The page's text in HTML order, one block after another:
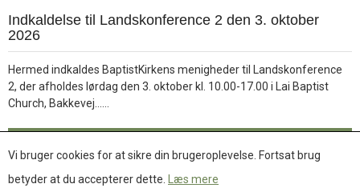
1.
jul.
Indkaldelse til Landskonference 2 den 3. oktober
2026
Hermed indkaldes BaptistKirkens menigheder til Landskonference
2, der afholdes lørdag den 3. oktober kl. 10.00-17.00 i Lai Baptist
Church, Bakkevej……
Læs mere
Vi bruger cookies for at sikre din brugeroplevelse. Fortsat brug
betyder at du accepterer dette.
Læs mere